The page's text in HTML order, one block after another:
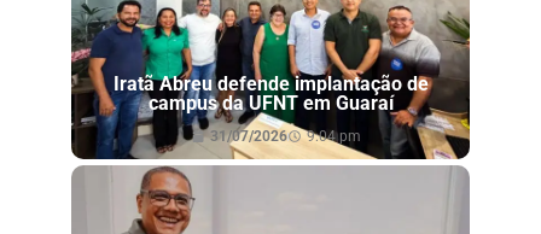
Iratã Abreu defende implantação de
campus da UFNT em Guaraí
31/07/2026 9:04 pm